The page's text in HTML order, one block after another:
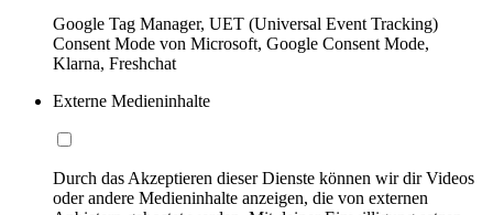
Google Tag Manager, UET (Universal Event Tracking)
Consent Mode von Microsoft, Google Consent Mode,
Klarna, Freshchat
Externe Medieninhalte
Durch das Akzeptieren dieser Dienste können wir dir Videos
oder andere Medieninhalte anzeigen, die von externen